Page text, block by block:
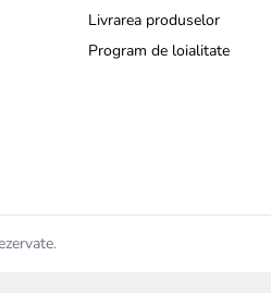
Livrarea produselor
Program de loialitate